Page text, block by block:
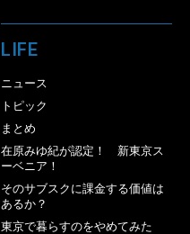
LIFE
ニュース
トピック
まとめ
在原みゆ紀が認定！ 新東京ス
ーベニア！
そのサブスクに課金する価値は
あるか？
東京で暮らすのをやめてみた